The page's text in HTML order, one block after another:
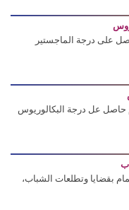
على درجة الماجستير
حاصل عل درجة البكالوريوس
بقضايا وتطلعات الشباب،